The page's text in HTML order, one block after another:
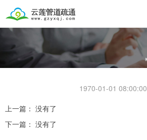
1970-01-01 08:00:00
上一篇： 没有了
下一篇： 没有了